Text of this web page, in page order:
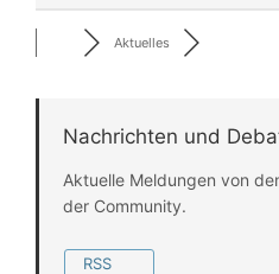
Aktuelles
Nachrichten und
Aktuelle Meldungen von
der Community.
RSS